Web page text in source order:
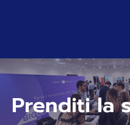
Prenditi la